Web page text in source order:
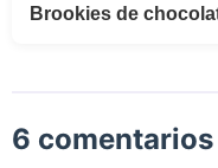
Brookies de
6 comentarios